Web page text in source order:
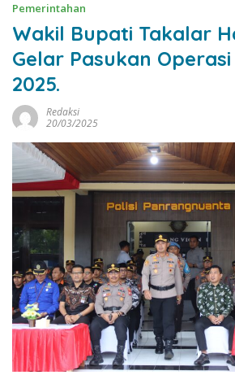
Pemerintahan
Wakil Bupati Takalar
Gelar Pasukan
2025.
Redaksi
20/03/2025